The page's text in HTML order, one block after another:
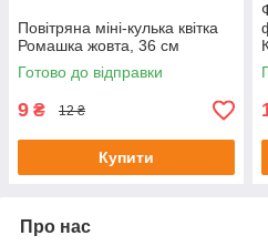
Повітряна міні-кулька квітка
Ромашка жовта, 36 см
Готово до відправки
9 ₴ 12 ₴
Купити
Про нас